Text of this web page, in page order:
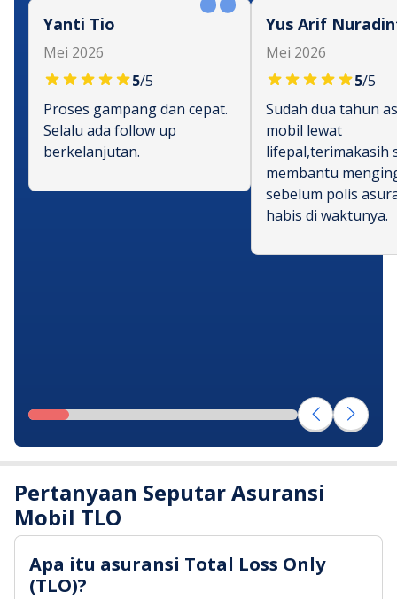
Yanti Tio
Mei 2026
5/5
Proses gampang dan cepat.
Selalu ada follow up
berkelanjutan.
Yus Arif
Mei 2026
5/5
Sudah dua tahun
mobil lewat
lifepal,terimakasih
membantu
sebelum polis
habis di waktunya.
Pertanyaan Seputar Asuransi
Mobil TLO
Apa itu asuransi Total Loss Only
(TLO)?